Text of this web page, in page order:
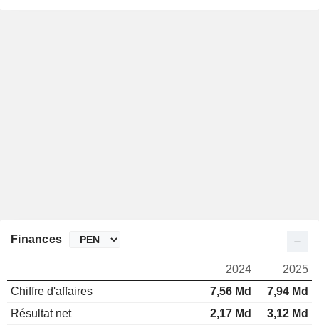
Finances
2024
2025
Chiffre d'affaires
7,56 Md
7,94 Md
Résultat net
2,17 Md
3,12 Md